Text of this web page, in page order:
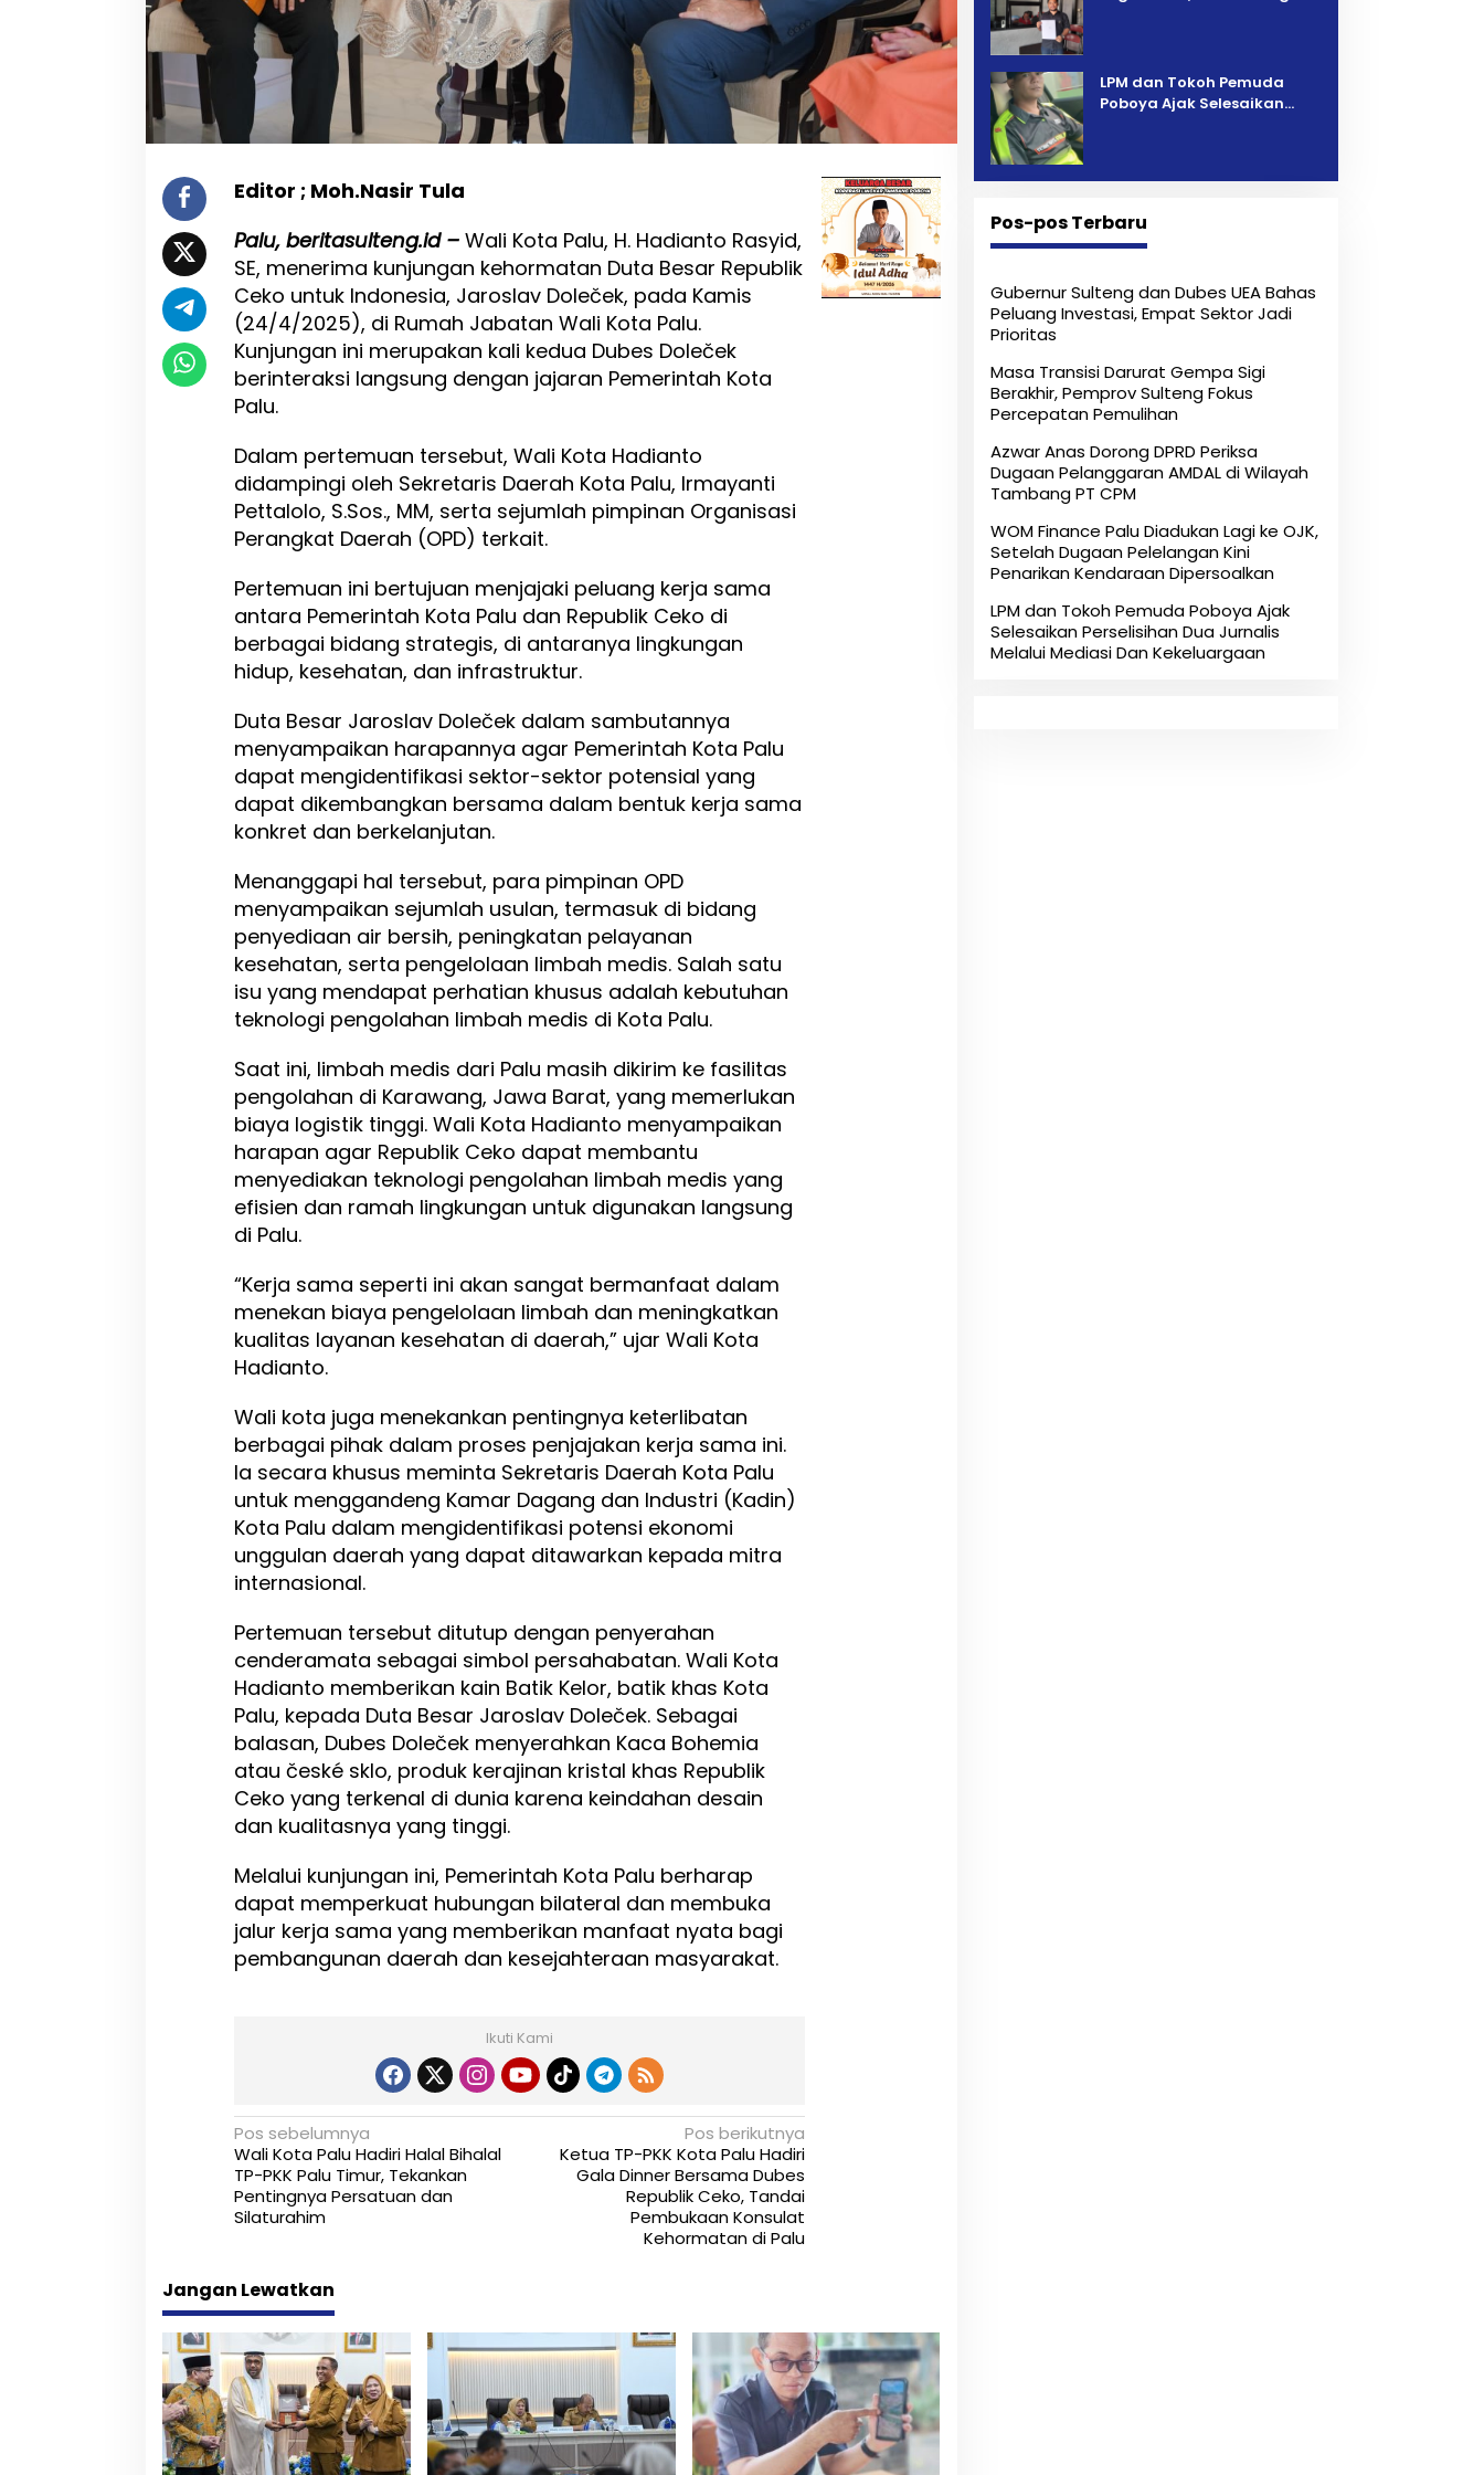
a
t
e
g
n
R
e
p
u
b
e
k
o
Editor ; Moh.Nasir Tula
Palu, beritasulteng.id – Wali Kota Palu, H. Hadianto Rasyid,
SE, menerima kunjungan kehormatan Duta Besar Republik
Ceko untuk Indonesia, Jaroslav Doleček, pada Kamis
(24/4/2025), di Rumah Jabatan Wali Kota Palu.
Kunjungan ini merupakan kali kedua Dubes Doleček
berinteraksi langsung dengan jajaran Pemerintah Kota
Palu.
Dalam pertemuan tersebut, Wali Kota Hadianto
didampingi oleh Sekretaris Daerah Kota Palu, Irmayanti
Pettalolo, S.Sos., MM, serta sejumlah pimpinan Organisasi
Perangkat Daerah (OPD) terkait.
Pertemuan ini bertujuan menjajaki peluang kerja sama
antara Pemerintah Kota Palu dan Republik Ceko di
berbagai bidang strategis, di antaranya lingkungan
hidup, kesehatan, dan infrastruktur.
Duta Besar Jaroslav Doleček dalam sambutannya
menyampaikan harapannya agar Pemerintah Kota Palu
dapat mengidentifikasi sektor-sektor potensial yang
dapat dikembangkan bersama dalam bentuk kerja sama
konkret dan berkelanjutan.
Menanggapi hal tersebut, para pimpinan OPD
menyampaikan sejumlah usulan, termasuk di bidang
penyediaan air bersih, peningkatan pelayanan
kesehatan, serta pengelolaan limbah medis. Salah satu
isu yang mendapat perhatian khusus adalah kebutuhan
teknologi pengolahan limbah medis di Kota Palu.
Saat ini, limbah medis dari Palu masih dikirim ke fasilitas
pengolahan di Karawang, Jawa Barat, yang memerlukan
biaya logistik tinggi. Wali Kota Hadianto menyampaikan
harapan agar Republik Ceko dapat membantu
menyediakan teknologi pengolahan limbah medis yang
efisien dan ramah lingkungan untuk digunakan langsung
di Palu.
“Kerja sama seperti ini akan sangat bermanfaat dalam
menekan biaya pengelolaan limbah dan meningkatkan
kualitas layanan kesehatan di daerah,” ujar Wali Kota
Hadianto.
Wali kota juga menekankan pentingnya keterlibatan
berbagai pihak dalam proses penjajakan kerja sama ini.
Ia secara khusus meminta Sekretaris Daerah Kota Palu
untuk menggandeng Kamar Dagang dan Industri (Kadin)
Kota Palu dalam mengidentifikasi potensi ekonomi
unggulan daerah yang dapat ditawarkan kepada mitra
internasional.
Pertemuan tersebut ditutup dengan penyerahan
cenderamata sebagai simbol persahabatan. Wali Kota
Hadianto memberikan kain Batik Kelor, batik khas Kota
Palu, kepada Duta Besar Jaroslav Doleček. Sebagai
balasan, Dubes Doleček menyerahkan Kaca Bohemia
atau české sklo, produk kerajinan kristal khas Republik
Ceko yang terkenal di dunia karena keindahan desain
dan kualitasnya yang tinggi.
Melalui kunjungan ini, Pemerintah Kota Palu berharap
dapat memperkuat hubungan bilateral dan membuka
jalur kerja sama yang memberikan manfaat nyata bagi
pembangunan daerah dan kesejahteraan masyarakat.
Ikuti Kami
N
a
v
g
a
s
i
p
Pos sebelumnya
Wali Kota Palu Hadiri Halal Bihalal
TP-PKK Palu Timur, Tekankan
Pentingnya Persatuan dan
Silaturahim
Pos berikutnya
Ketua TP-PKK Kota Palu Hadiri
Gala Dinner Bersama Dubes
Republik Ceko, Tandai
Pembukaan Konsulat
Kehormatan di Palu
Jangan Lewatkan
LPM dan Tokoh Pemuda
Poboya Ajak Selesaikan
Pos-pos Terbaru
Gubernur Sulteng dan Dubes UEA Bahas
Peluang Investasi, Empat Sektor Jadi
Prioritas
Masa Transisi Darurat Gempa Sigi
Berakhir, Pemprov Sulteng Fokus
Percepatan Pemulihan
Azwar Anas Dorong DPRD Periksa
Dugaan Pelanggaran AMDAL di Wilayah
Tambang PT CPM
‎WOM Finance Palu Diadukan Lagi ke OJK,
Setelah Dugaan Pelelangan Kini
Penarikan Kendaraan Dipersoalkan ‎
LPM dan Tokoh Pemuda Poboya Ajak
Selesaikan Perselisihan Dua Jurnalis
Melalui Mediasi Dan Kekeluargaan